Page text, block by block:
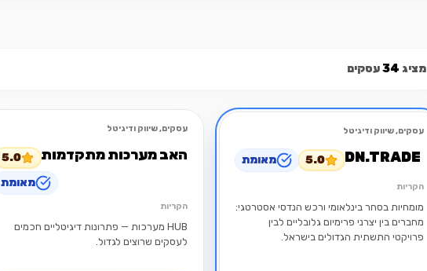
מציג 34עסקים
מומלץ
עסקים, שיווק ודיגיטל
DN.TRADE
5.0 מאומת
הקריות
מומחיות בסחר בינלאומי ורכש הנדסי אסטרטגי:
מחברים בין יצרני פרימיום גלובליים לבין
פרויקטי התשתית הגדולים בישראל.
מומלץ
עסקים, שיווק ודיגיטל
האב מערכות מתקדמות
5.0
מאומת
הקריות
HUB מערכות — פתרונות דיגיטליים חכמים
לעסקים שרוצים לגדול.